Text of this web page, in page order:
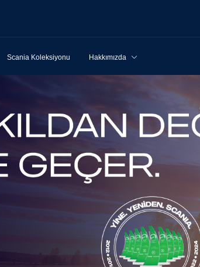
Scania Koleksiyonu Hakkımızda